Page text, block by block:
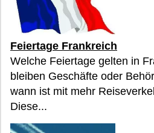
Feiertage Frankreich
Welche Feiertage gelten in
bleiben Geschäfte oder
wann ist mit mehr
Diese...